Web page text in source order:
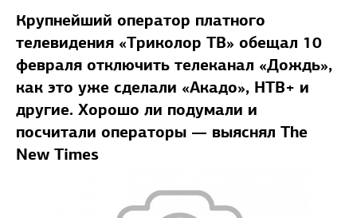
Крупнейший оператор платного
телевидения «Триколор ТВ» обещал 10
февраля отключить телеканал «Дождь»,
как это уже сделали «Акадо», НТВ+ и
другие. Хорошо ли подумали и
посчитали операторы — выяснял The
New Times